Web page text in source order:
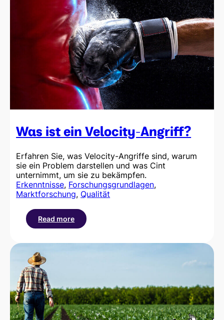
Was ist ein Velocity-Angriff?
Erfahren Sie, was Velocity-Angriffe sind, warum
sie ein Problem darstellen und was Cint
unternimmt, um sie zu bekämpfen.
Erkenntnisse, Forschungsgrundlagen
Marktforschung, Qualität
Read more
:
ist